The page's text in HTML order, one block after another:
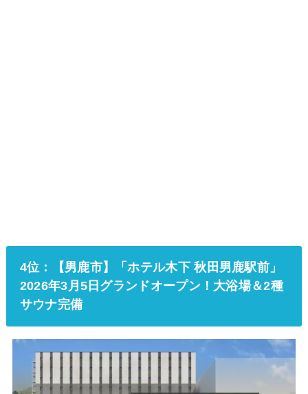
4位：【男鹿市】「ホテル木下 秋田男鹿駅前」
2026年3月5日グランドオープン！大浴場＆2種
サウナ完備